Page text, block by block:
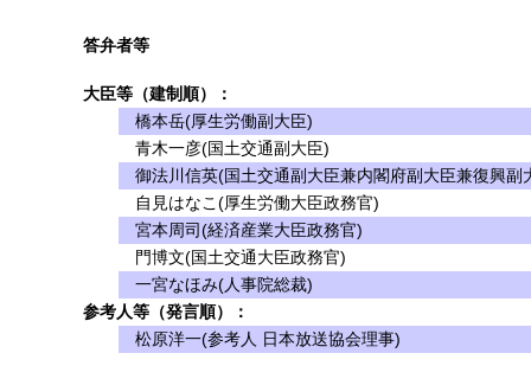
答弁者等
大臣等（建制順）：
橋本岳(厚生労働副大臣)
青木一彦(国土交通副大臣)
御法川信英(国土交通副大臣兼内閣府副大臣兼復興副
自見はなこ(厚生労働大臣政務官)
宮本周司(経済産業大臣政務官)
門博文(国土交通大臣政務官)
一宮なほみ(人事院総裁)
参考人等（発言順）：
松原洋一(参考人 日本放送協会理事)